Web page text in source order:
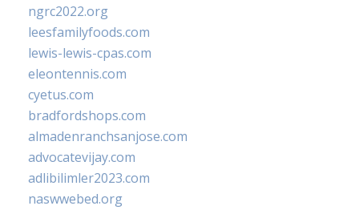
ngrc2022.org
leesfamilyfoods.com
lewis-lewis-cpas.com
eleontennis.com
cyetus.com
bradfordshops.com
almadenranchsanjose.com
advocatevijay.com
adlibilimler2023.com
naswwebed.org